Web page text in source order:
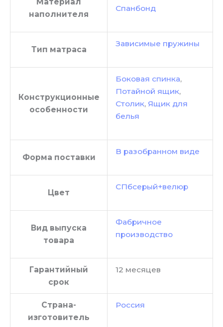
наполнителя
Спанбонд
Тип матраса
Зависимые пружины
Конструкционные
особенности
Боковая спинка,
Потайной ящик,
Столик, Ящик для
белья
Форма поставки
В разобранном виде
Цвет
СПбсерый+велюр
Вид выпуска
товара
Фабричное
производство
Гарантийный
срок
12 месяцев
Страна-
изготовитель
Россия